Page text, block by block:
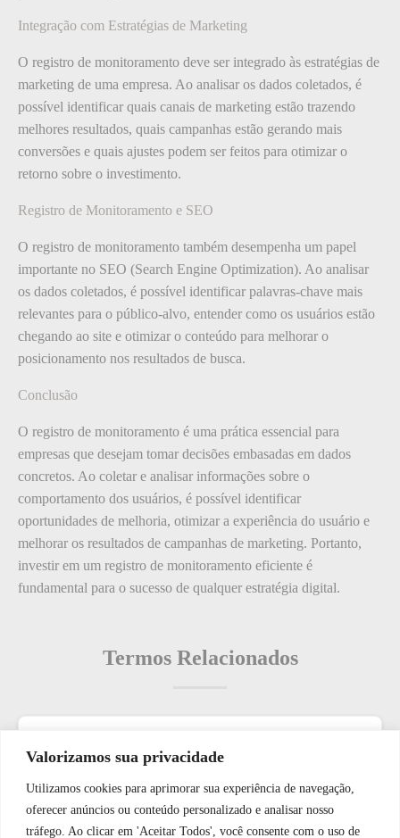
Valorizamos sua privacidade
Utilizamos cookies para aprimorar sua experiência de navegação,
oferecer anúncios ou conteúdo personalizado e analisar nosso
tráfego. Ao clicar em 'Aceitar Todos', você consente com o uso de
Integração com Estratégias de Marketing
O registro de monitoramento deve ser integrado às estratégias de
marketing de uma empresa. Ao analisar os dados coletados, é
possível identificar quais canais de marketing estão trazendo
melhores resultados, quais campanhas estão gerando mais
conversões e quais ajustes podem ser feitos para otimizar o
retorno sobre o investimento.
Registro de Monitoramento e SEO
O registro de monitoramento também desempenha um papel
importante no SEO (Search Engine Optimization). Ao analisar
os dados coletados, é possível identificar palavras-chave mais
relevantes para o público-alvo, entender como os usuários estão
chegando ao site e otimizar o conteúdo para melhorar o
posicionamento nos resultados de busca.
Conclusão
O registro de monitoramento é uma prática essencial para
empresas que desejam tomar decisões embasadas em dados
concretos. Ao coletar e analisar informações sobre o
comportamento dos usuários, é possível identificar
oportunidades de melhoria, otimizar a experiência do usuário e
melhorar os resultados de campanhas de marketing. Portanto,
investir em um registro de monitoramento eficiente é
fundamental para o sucesso de qualquer estratégia digital.
Termos Relacionados
O que é: dispositivos de presença
WhatsApp JF Tech